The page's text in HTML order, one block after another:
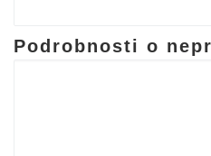
Podrobnosti o